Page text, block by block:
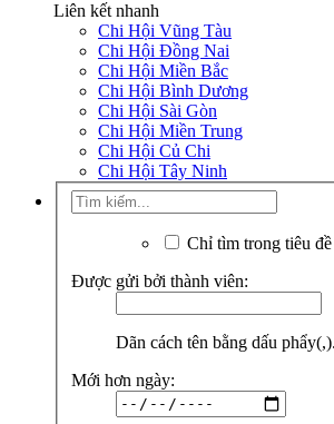
Liên kết nhanh
Chi Hội Vũng Tàu
Chi Hội Đồng Nai
Chi Hội Miền Bắc
Chi Hội Bình Dương
Chi Hội Sài Gòn
Chi Hội Miền Trung
Chi Hội Củ Chi
Chi Hội Tây Ninh
Chỉ tìm trong tiêu đề
Được gửi bởi thành viên:
Dãn cách tên bằng dấu phẩy(,).
Mới hơn ngày: